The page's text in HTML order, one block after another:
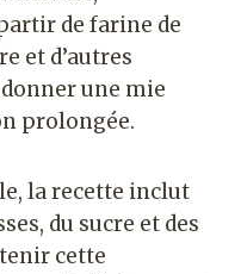
de farine de
et d’autres
une mie
prolongée.
la recette inclut
du sucre et des
cette